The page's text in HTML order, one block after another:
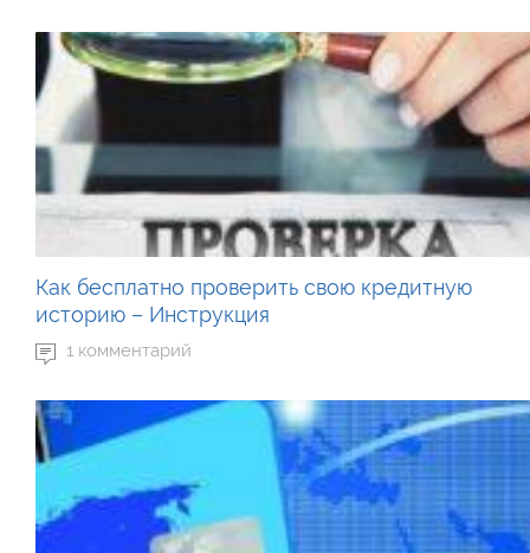
Как бесплатно проверить свою кредитную
историю – Инструкция
1 комментарий